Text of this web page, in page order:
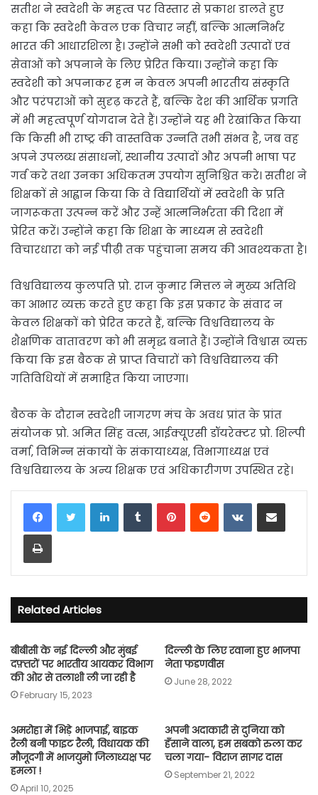
सतीश ने स्वदेशी के महत्व पर विस्तार से प्रकाश डालते हुए
कहा कि स्वदेशी केवल एक विचार नहीं, बल्कि आत्मनिर्भर
भारत की आधारशिला है। उन्होंने सभी को स्वदेशी उत्पादों एवं
सेवाओं को अपनाने के लिए प्रेरित किया। उन्होंने कहा कि
स्वदेशी को अपनाकर हम न केवल अपनी भारतीय संस्कृति
और परंपराओं को सुदृढ़ करते हैं, बल्कि देश की आर्थिक प्रगति
में भी महत्वपूर्ण योगदान देते हैं। उन्होंने यह भी रेखांकित किया
कि किसी भी राष्ट्र की वास्तविक उन्नति तभी संभव है, जब वह
अपने उपलब्ध संसाधनों, स्थानीय उत्पादों और अपनी भाषा पर
गर्व करे तथा उनका अधिकतम उपयोग सुनिश्चित करे। सतीश ने
शिक्षकों से आह्वान किया कि वे विद्यार्थियों में स्वदेशी के प्रति
जागरूकता उत्पन्न करें और उन्हें आत्मनिर्भरता की दिशा में
प्रेरित करें। उन्होंने कहा कि शिक्षा के माध्यम से स्वदेशी
विचारधारा को नई पीढ़ी तक पहुंचाना समय की आवश्यकता है।
विश्वविद्यालय कुलपति प्रो. राज कुमार मित्तल ने मुख्य अतिथि
का आभार व्यक्त करते हुए कहा कि इस प्रकार के संवाद न
केवल शिक्षकों को प्रेरित करते हैं, बल्कि विश्वविद्यालय के
शैक्षणिक वातावरण को भी समृद्ध बनाते हैं। उन्होंने विश्वास व्यक्त
किया कि इस बैठक से प्राप्त विचारों को विश्वविद्यालय की
गतिविधियों में समाहित किया जाएगा।
बैठक के दौरान स्वदेशी जागरण मंच के अवध प्रांत के प्रांत
संयोजक प्रो. अमित सिंह वत्स, आईक्यूएसी डॉयरेक्टर प्रो. शिल्पी
वर्मा, विभिन्न संकायों के संकायाध्यक्ष, विभागाध्यक्ष एवं
विश्वविद्यालय के अन्य शिक्षक एवं अधिकारीगण उपस्थित रहे।
LinkedInTumblrPinterestReddit VKontakteShare via Email
Print
Related Articles
बीबीसी के नई दिल्ली और मुंबई
दफ़्तरों पर भारतीय आयकर विभाग
की ओर से तलाशी ली जा रही है
February 15, 2023
दिल्ली के लिए रवाना हुए भाजपा
नेता फडणवीस
June 28, 2022
अमरोहा में भिड़े भाजपाई, बाइक
रैली बनी फाइट रैली, विधायक की
मौजूदगी में भाजयुमो जिलाध्यक्ष पर
हमला !
April 10, 2025
अपनी अदाकारी से दुनिया को
हँसाने वाला, हम सबको रुला कर
चला गया- विराज सागर दास
September 21, 2022